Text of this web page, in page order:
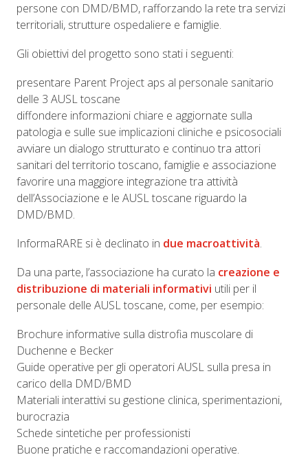
persone con DMD/BMD, rafforzando la rete tra servizi
territoriali, strutture ospedaliere e famiglie.
Gli obiettivi del progetto sono stati i seguenti:
presentare Parent Project aps al personale sanitario
delle 3 AUSL toscane
diffondere informazioni chiare e aggiornate sulla
patologia e sulle sue implicazioni cliniche e psicosociali
avviare un dialogo strutturato e continuo tra attori
sanitari del territorio toscano, famiglie e associazione
favorire una maggiore integrazione tra attività
dell’Associazione e le AUSL toscane riguardo la
DMD/BMD.
InformaRARE si è declinato in due macroattività.
Da una parte, l’associazione ha curato la creazione e
distribuzione di materiali informativi utili per il
personale delle AUSL toscane, come, per esempio:
Brochure informative sulla distrofia muscolare di
Duchenne e Becker
Guide operative per gli operatori AUSL sulla presa in
carico della DMD/BMD
Materiali interattivi su gestione clinica, sperimentazioni,
burocrazia
Schede sintetiche per professionisti
Buone pratiche e raccomandazioni operative.